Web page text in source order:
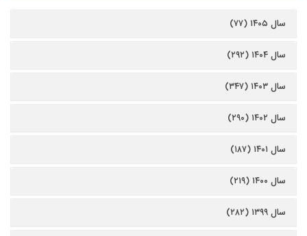
سال ۱۴۰۵ (۷۷)
سال ۱۴۰۴ (۲۹۲)
سال ۱۴۰۳ (۳۴۷)
سال ۱۴۰۲ (۲۹۰)
سال ۱۴۰۱ (۱۸۷)
سال ۱۴۰۰ (۲۱۹)
سال ۱۳۹۹ (۲۸۲)